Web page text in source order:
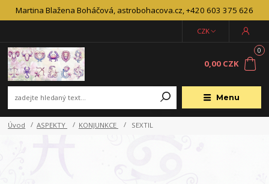
Martina Blažena Boháčová, astrobohacova.cz, +420 603 375 626
Menu
CZK
0
0,00 CZK
Úvod ASPEKTY KONJUNKCE SEXTIL